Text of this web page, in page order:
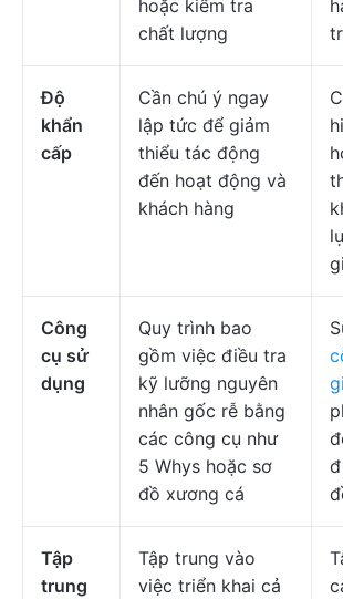
hoặc kiểm tra
chất lượng
Độ
khẩn
cấp
Cần chú ý ngay
lập tức để giảm
thiểu tác động
đến hoạt động và
khách hàng
Công
cụ sử
dụng
Quy trình bao
gồm việc điều tra
kỹ lưỡng nguyên
nhân gốc rễ bằng
các công cụ như
5 Whys hoặc sơ
đồ xương cá
Tập
trung
Tập trung vào
việc triển khai cả